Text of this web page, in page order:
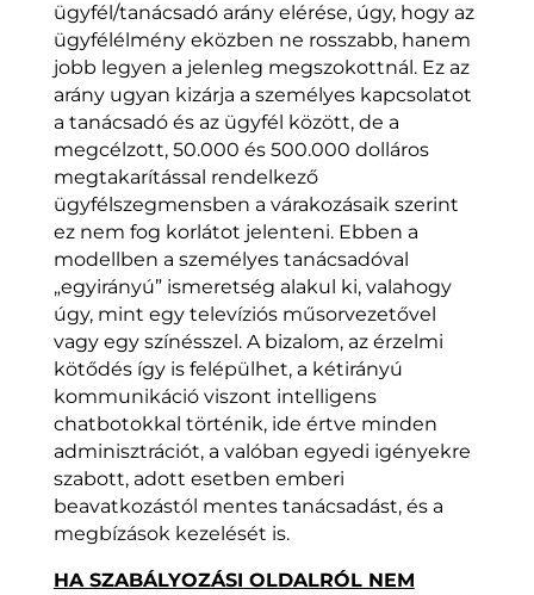
ügyfél/tanácsadó arány elérése, úgy, hogy az
ügyfélélmény eközben ne rosszabb, hanem
jobb legyen a jelenleg megszokottnál. Ez az
arány ugyan kizárja a személyes kapcsolatot
a tanácsadó és az ügyfél között, de a
megcélzott, 50.000 és 500.000 dolláros
megtakarítással rendelkező
ügyfélszegmensben a várakozásaik szerint
ez nem fog korlátot jelenteni. Ebben a
modellben a személyes tanácsadóval
„egyirányú” ismeretség alakul ki, valahogy
úgy, mint egy televíziós műsorvezetővel
vagy egy színésszel. A bizalom, az érzelmi
kötődés így is felépülhet, a kétirányú
kommunikáció viszont intelligens
chatbotokkal történik, ide értve minden
adminisztrációt, a valóban egyedi igényekre
szabott, adott esetben emberi
beavatkozástól mentes tanácsadást, és a
megbízások kezelését is.
HA SZABÁLYOZÁSI OLDALRÓL NEM